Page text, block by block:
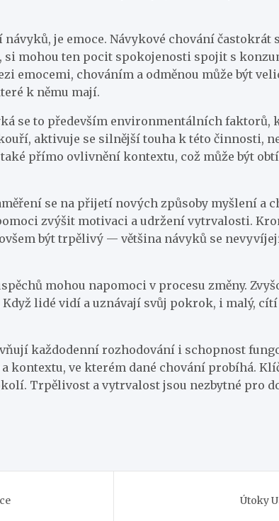
je emoce. Návykové chování
mohou ten pocit spokojenosti spojit s
emocemi, chováním a odměnou může být
k němu mají.
se to především environmentálních
aktivuje se silnější touha k této činnosti,
přímo ovlivnění kontextu, což může být
se na přijetí nových způsoby myšlení a
zvýšit motivaci a udržení vytrvalosti.
být trpělivý — většina návyků se
mohou napomoci v procesu změny.
lidé vidí a uznávají svůj pokrok, i malý,
každodenní rozhodování i schopnost
ve kterém dané chování probíhá.
Trpělivost a vytrvalost jsou nezbytné pro
Útoky